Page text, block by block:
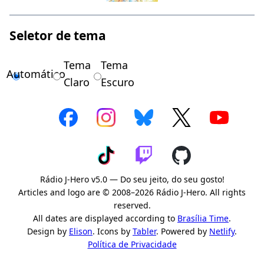
Seletor de tema
Automático
Tema
Claro
Tema
Escuro
Rádio J-Hero v5.0 — Do seu jeito, do seu gosto!
Articles and logo are © 2008–2026 Rádio J-Hero. All rights
reserved.
All dates are displayed according to Brasília Time.
Design by Elison. Icons by Tabler. Powered by Netlify.
Política de Privacidade